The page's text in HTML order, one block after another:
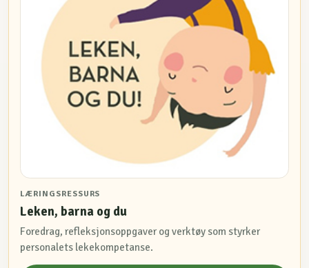
LÆRINGSRESSURS
Leken, barna og du
Foredrag, refleksjonsoppgaver og verktøy som styrker
personalets lekekompetanse.